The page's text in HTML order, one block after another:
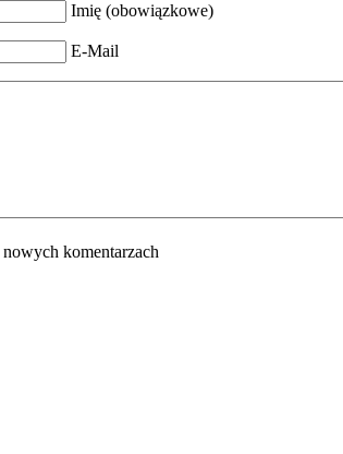
Imię (obowiązkowe)
E-Mail
komentarzach